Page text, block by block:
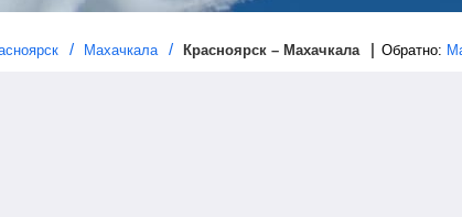
Махачкала Красноярск – Махачкала Обратно: